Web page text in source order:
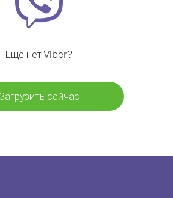
Ещё нет Viber?
Загрузить сейчас